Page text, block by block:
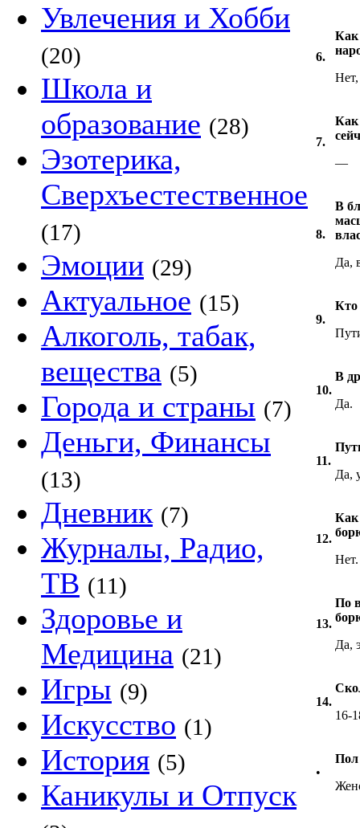
Увлечения и Хобби
(20)
Школа и
образование (28)
Эзотерика,
Сверхъестественное
(17)
Эмоции (29)
Актуальное (15)
Алкоголь, табак,
вещества (5)
Города и страны (7)
Деньги, Финансы
(13)
Дневник (7)
Журналы, Радио,
ТВ (11)
Здоровье и
Медицина (21)
Игры (9)
Искусство (1)
История (5)
Каникулы и Отпуск
6.
Как
Нет,
7.
Как
—
8.
В
Да,
9.
Кто
10.
В
Да.
11.
Да,
12.
Как
Нет.
13.
По
Да,
14.
16-
•
Пол